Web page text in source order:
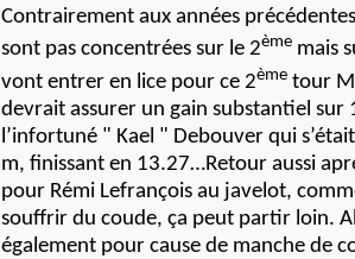
Contrairement aux années
sont pas concentrées sur le 2ème mais
vont entrer en lice pour ce 2ème tour
devrait assurer un gain substantiel sur
l’infortuné " Kael " Debouver qui
m, finissant en 13.27…Retour aussi
pour Rémi Lefrançois au javelot,
souffrir du coude, ça peut partir loin.
également pour cause de manche de